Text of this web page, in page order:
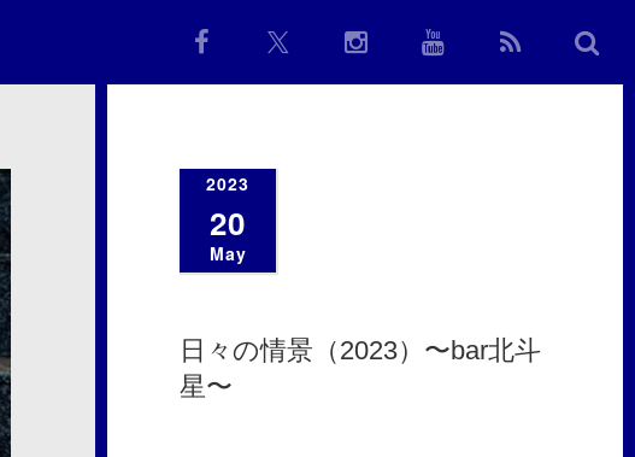
2023
20
May
日々の情景（2023）〜bar北斗
星〜